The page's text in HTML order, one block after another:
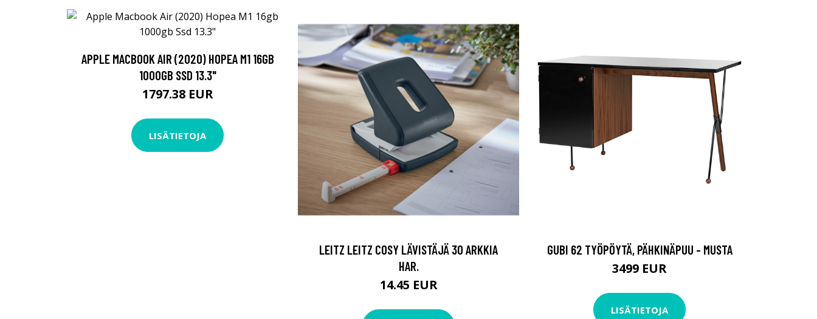
APPLE MACBOOK AIR (2020) HOPEA M1 16GB
1000GB SSD 13.3"
1797.38 EUR
LISÄTIETOJA
LEITZ LEITZ COSY LÄVISTÄJÄ 30 ARKKIA
HAR.
14.45 EUR
GUBI 62 TYÖPÖYTÄ, PÄHKINÄPUU - MUSTA
3499 EUR
LISÄTIETOJA